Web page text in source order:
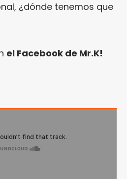
¿dónde tenemos que
el Facebook de Mr.K!